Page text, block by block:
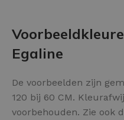
Egaline
De voorbeelden zijn
120 bij 60 CM.
voorbehouden. Zie ook